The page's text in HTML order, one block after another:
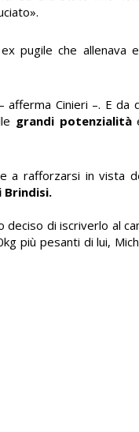
pugile che allenava
Cinieri –. E da
grandi potenzialità
a rafforzarsi in vista
Brindisi.
di iscriverlo al
più pesanti di lui,